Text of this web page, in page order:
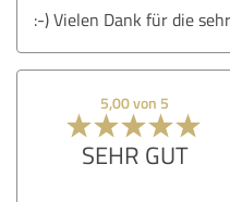
:-) Vielen Dank für die
5,00 von 5
SEHR GUT